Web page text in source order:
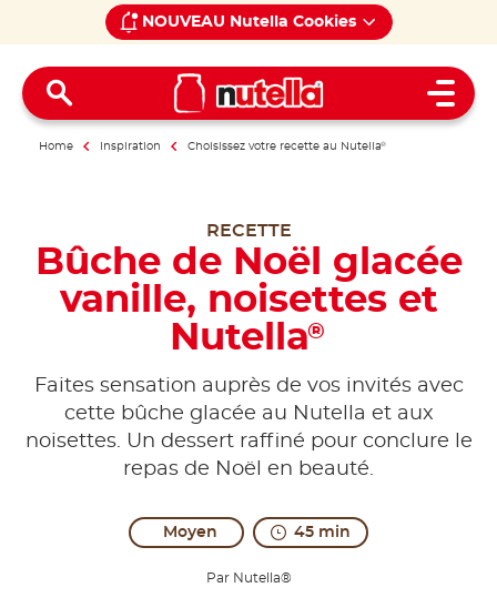
NOUVEAU Nutella Cookies
Open
Home Inspiration Choisissez votre recette au Nutella®
RECETTE
Bûche de Noël glacée
vanille, noisettes et
Nutella®
Faites sensation auprès de vos invités avec
cette bûche glacée au Nutella et aux
noisettes. Un dessert raffiné pour conclure le
repas de Noël en beauté.
Moyen 45 min
Par Nutella®